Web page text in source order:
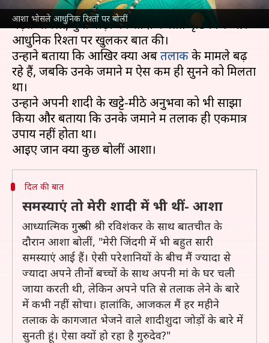
आशा भोसले आधुनिक रिश्तों पर बोलीं
जानी-मानी गायिकाआशा भोसलेने हाल ही में तलाक के
बढ़ते मामलों, युवा पीढ़ी का शादी के प्रति दृष्टिकोण और
आधुनिक रिश्तों पर खुलकर बात की।
उन्होंने बताया कि आखिर क्यों अबतलाकके मामले बढ़
रहे हैं, जबकि उनके जमाने में ऐस कम ही सुनने को मिलता
था।
उन्होंने अपनी शादी के खट्टे-मीठे अनुभवों को भी साझा
किया और बताया कि उनके जमाने में तलाक ही एकमात्र
उपाय नहीं होता था।
दिल की बात
समस्याएं तो मेरी शादी में भी थीं- आशा
आध्यात्मिक गुरू श्री श्री रविशंकर के साथ बातचीत के
दौरान आशा बोलीं, "मेरी जिंदगी में भी बहुत सारी
समस्याएं आई हैं। ऐसी परेशानियों के बीच मैं ज्यादा से
ज्यादा अपने तीनों बच्चों के साथ अपनी मां के घर चली
जाया करती थी, लेकिन अपने पति से तलाक लेने के बारे
में कभी नहीं सोचा। हालांकि, आजकल मैं हर महीने
तलाक के कागजात भेजने वाले शादीशुदा जोड़ों के बारे में
सुनती हूं। ऐसा क्यों हो रहा है गुरुदेव?"